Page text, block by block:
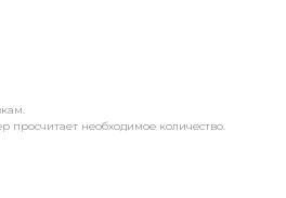
просчитает необходимое количество.